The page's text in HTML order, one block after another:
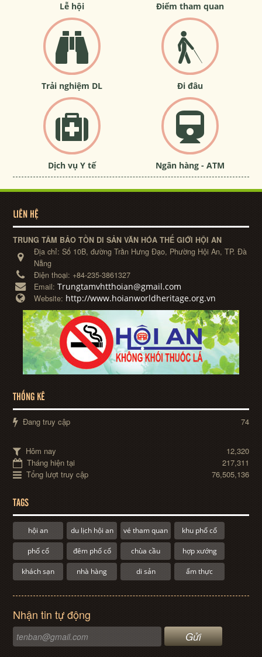
Lễ hội Điểm tham quan
Trải nghiệm DL Đi đâu
Dịch vụ Y tế Ngân hàng - ATM
LIÊN HỆ
TRUNG TÂM BẢO TỒN DI SẢN VĂN HÓA THẾ GIỚI HỘI AN
Địa chỉ:Số 10B, đường Trần Hưng Đạo, Phường Hội An, TP. Đà
Nẵng
Điện thoại: +84-235-3861327
Email:Trungtamvhtthoian@gmail.com
Website: http://www.hoianworldheritage.org.vn
THỐNG KÊ
Đang truy cập 74
Hôm nay
12,320
Tháng hiện tại
217,311
Tổng lượt truy cập
76,505,136
TAGS
hội an du lịch hội an vé tham quan khu phố cổ
phố cổ đêm phố cổ chùa cầu hợp xướng
khách sạn nhà hàng di sản ẩm thực
Nhận tin tự động